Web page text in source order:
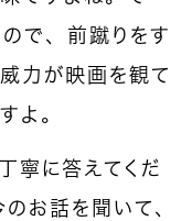
で、前蹴りをす
力が映画を観て
よ。
寧に答えてくだ
のお話を聞いて、